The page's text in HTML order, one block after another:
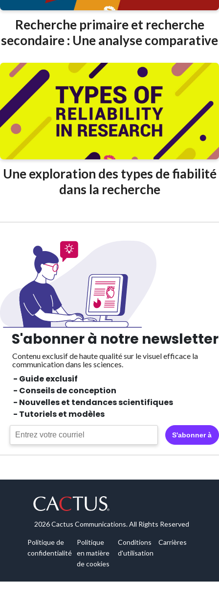
Recherche primaire et recherche
secondaire : Une analyse comparative
Une exploration des types de fiabilité
dans la recherche
S'abonner à notre newsletter
Contenu exclusif de haute qualité sur le visuel efficace la
communication dans les sciences.
- Guide exclusif
- Conseils de conception
- Nouvelles et tendances scientifiques
- Tutoriels et modèles
S'abonner à
2026 Cactus Communications. All Rights Reserved
Politique de
confidentialité
Politique
en matière
de cookies
Conditions
d'utilisation
Carrières